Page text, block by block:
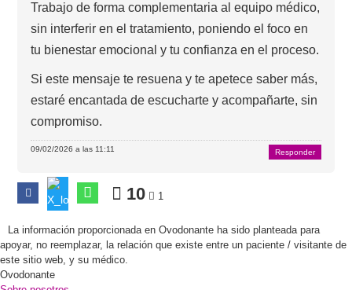
Trabajo de forma complementaria al equipo médico,
sin interferir en el tratamiento, poniendo el foco en
tu bienestar emocional y tu confianza en el proceso.
Si este mensaje te resuena y te apetece saber más,
estaré encantada de escucharte y acompañarte, sin
compromiso.
09/02/2026 a las 11:11 Responder
10 1
La información proporcionada en Ovodonante ha sido planteada para
apoyar, no reemplazar, la relación que existe entre un paciente / visitante de
este sitio web, y su médico.
Ovodonante